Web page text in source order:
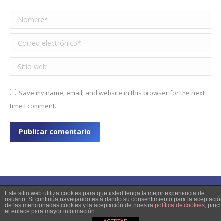
Nombre *
Correo electrónico *
Sitio web
Save my name, email, and website in this browser for the next
time I comment.
Publicar comentario
© 2023 Copyright
Este sitio web utiliza cookies para que usted tenga la mejor experiencia de
usuario. Si continúa navegando está dando su consentimiento para la
de las mencionadas cookies y la aceptación de nuestra política de cookies,
el enlace para mayor información.